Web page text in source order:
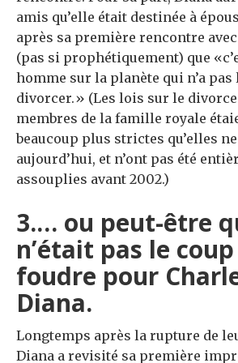
amis qu’elle était destinée à
après sa première rencontre
(pas si prophétiquement) que
homme sur la planète qui n’a pas
divorcer.» (Les lois sur le
membres de la famille royale
beaucoup plus strictes qu’elles
aujourd’hui, et n’ont pas été
assouplies avant 2002.)
3.… ou peut-être
n’était pas le
foudre pour
Diana.
Longtemps après la rupture de
Diana a revisité sa première